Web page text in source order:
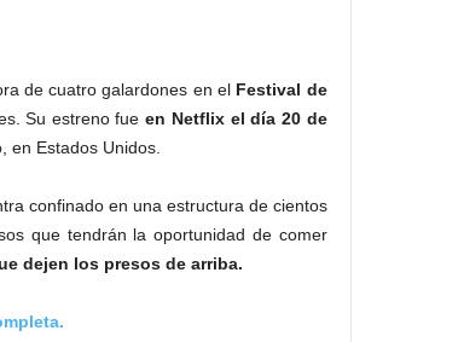
de cuatro galardones en el Festival de
Su estreno fueen Netflix el día 20 de
en Estados Unidos.
confinado en una estructura de cientos
que tendrán la oportunidad de comer
dejen los presos de arriba.